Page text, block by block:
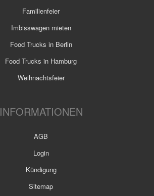
Familienfeier
Imbisswagen mieten
Food Trucks in Berlin
Food Trucks in Hamburg
Weihnachtsfeier
INFORMATIONEN
AGB
Login
Kündigung
Sitemap